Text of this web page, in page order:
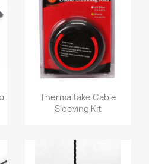
Thermaltake Cable
Sleeving Kit